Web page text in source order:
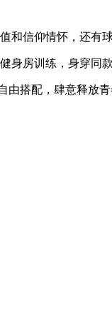
和信仰情怀，还有
身房训练，身穿同
由搭配，肆意释放青